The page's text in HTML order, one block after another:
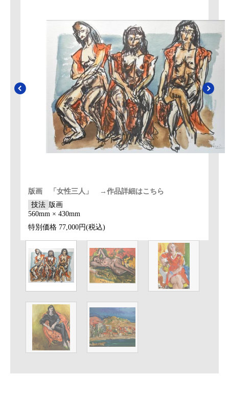
版画 「女性三人」 →作品詳細はこちら
技法 版画
560mm × 430mm
特別価格 77,000円(税込)